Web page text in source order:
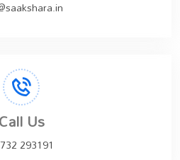
Call Us
293191